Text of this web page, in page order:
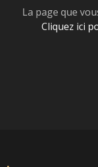
La page que
Cliquez ici